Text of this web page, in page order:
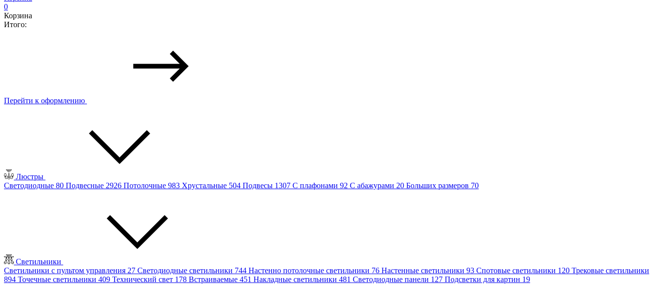
0
Корзина
Итого:
Перейти к оформлению
Люстры
Светодиодные 80 Подвесные 2926 Потолочные 983 Хрустальные 504 Подвесы 1307 С плафонами 92 С абажурами 20 Больших размеров 70
Светильники
Светильники с пультом управления 27 Светодиодные светильники 744 Настенно потолочные светильники 76 Настенные светильники 93 Спотовые светильники 120 Трековые светильники
894 Точечные светильники 409 Технический свет 178 Встраиваемые 451 Накладные светильники 481 Светодиодные панели 127 Подсветки для картин 19